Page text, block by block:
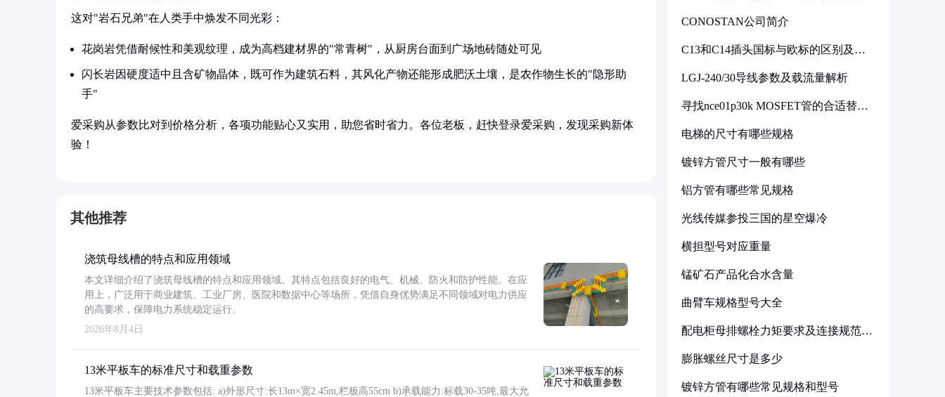
这对"岩石兄弟"在人类手中焕发不同光彩：
花岗岩凭借耐候性和美观纹理，成为高档建材界的"常青树"，从厨房台面到广场地砖随处可见
闪长岩因硬度适中且含矿物晶体，既可作为建筑石料，其风化产物还能形成肥沃土壤，是农作物生长的"隐形助
手"
爱采购从参数比对到价格分析，各项功能贴心又实用，助您省时省力。各位老板，赶快登录爱采购，发现采购新体
验！
其他推荐
浇筑母线槽的特点和应用领域
本文详细介绍了浇筑母线槽的特点和应用领域。其特点包括良好的电气、机械、防火和防护性能。在应
用上，广泛用于商业建筑、工业厂房、医院和数据中心等场所，凭借自身优势满足不同领域对电力供应
的高要求，保障电力系统稳定运行。
2026年8月4日
13米平板车的标准尺寸和载重参数
13米平板车主要技术参数包括: a)外形尺寸:长13m×宽2.45m,栏板高55cm b)承载能力:标载30-35吨,最大允
CONOSTAN公司简介
C13和C14插头国标与欧标的区别及其
LGJ-240/30导线参数及载流量解析
寻找nce01p30k MOSFET管的合适替代
电梯的尺寸有哪些规格
镀锌方管尺寸一般有哪些
铝方管有哪些常见规格
光线传媒参投三国的星空爆冷
横担型号对应重量
锰矿石产品化合水含量
曲臂车规格型号大全
配电柜母排螺栓力矩要求及连接规范详
膨胀螺丝尺寸是多少
镀锌方管有哪些常见规格和型号